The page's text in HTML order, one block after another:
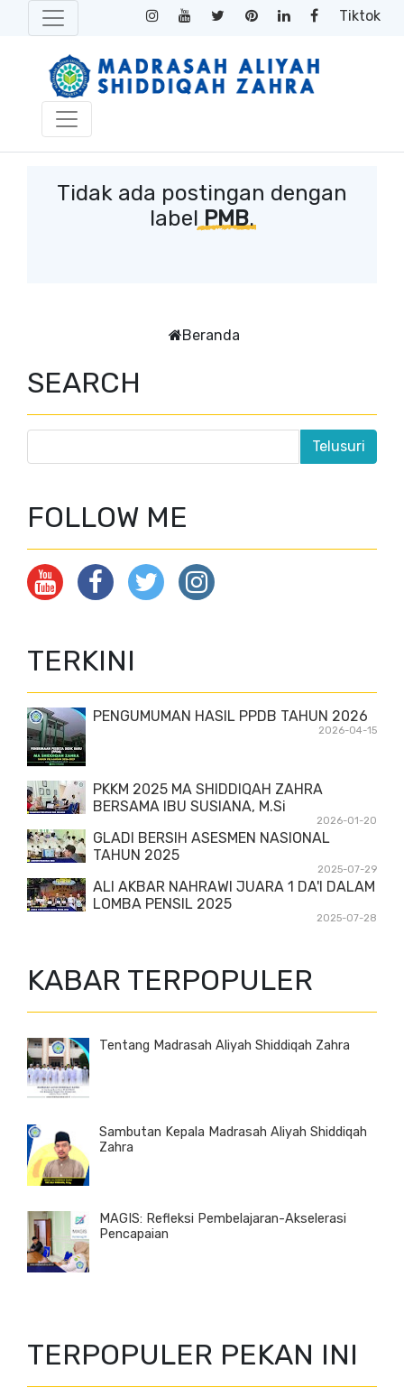
Tiktok
Tidak ada postingan dengan
labelPMB.
Beranda
SEARCH
FOLLOW ME
TERKINI
PENGUMUMAN HASIL PPDB TAHUN 2026
2026-04-15
PKKM 2025 MA SHIDDIQAH ZAHRA
BERSAMA IBU SUSIANA, M.Si
2026-01-20
GLADI BERSIH ASESMEN NASIONAL
TAHUN 2025
2025-07-29
ALI AKBAR NAHRAWI JUARA 1 DA'I DALAM
LOMBA PENSIL 2025
2025-07-28
KABAR TERPOPULER
Tentang Madrasah Aliyah Shiddiqah Zahra
Sambutan Kepala Madrasah Aliyah Shiddiqah
Zahra
MAGIS: Refleksi Pembelajaran-Akselerasi
Pencapaian
TERPOPULER PEKAN INI